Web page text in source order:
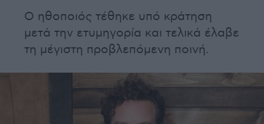
Ο ηθοποιός τέθηκε υπό κράτηση
μετά την ετυμηγορία και τελικά έλαβε
τη μέγιστη προβλεπόμενη ποινή.